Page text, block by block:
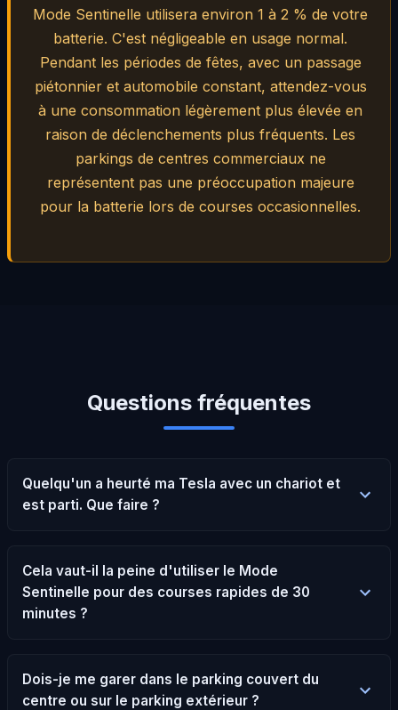
Mode Sentinelle utilisera environ 1 à 2 % de votre
batterie. C'est négligeable en usage normal.
Pendant les périodes de fêtes, avec un passage
piétonnier et automobile constant, attendez-vous
à une consommation légèrement plus élevée en
raison de déclenchements plus fréquents. Les
parkings de centres commerciaux ne
représentent pas une préoccupation majeure
pour la batterie lors de courses occasionnelles.
Questions fréquentes
Quelqu'un a heurté ma Tesla avec un chariot et
est parti. Que faire ?
Cela vaut-il la peine d'utiliser le Mode
Sentinelle pour des courses rapides de 30
minutes ?
Dois-je me garer dans le parking couvert du
centre ou sur le parking extérieur ?